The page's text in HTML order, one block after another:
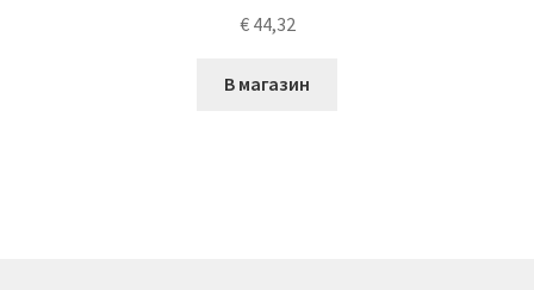
€44,32
В магазин